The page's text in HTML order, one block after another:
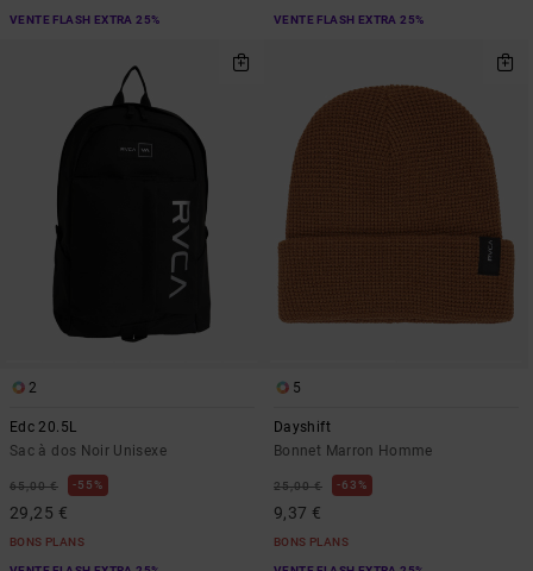
VENTE FLASH EXTRA 25% VENTE FLASH EXTRA 25%
2
Edc 20.5L
Sac à dos Noir Unisexe
65,00 € 55%
29,25 €
BONS PLANS
5
Dayshift
Bonnet Marron Homme
25,00 € 63%
9,37 €
BONS PLANS